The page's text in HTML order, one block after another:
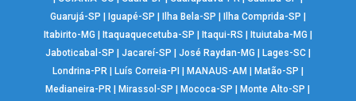
Guarujá-SP
Iguapé-SP Ilha Bela-SP Ilha Comprida-SP
Itabirito-MG
Itaquaquecetuba-SP Itaqui-RS Ituiutaba-MG
Jaboticabal-SP
Jacareí-SP José Raydan-MG Lages-SC|
Londrina-PR| Luís Correia-PI MANAUS-AM Matão-SP
Medianeira-PR
Mirassol-SP Mococa-SP Monte Alto-SP